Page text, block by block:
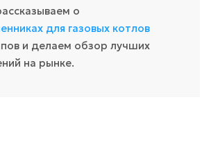
о
для газовых котлов
и делаем обзор лучших
на рынке.